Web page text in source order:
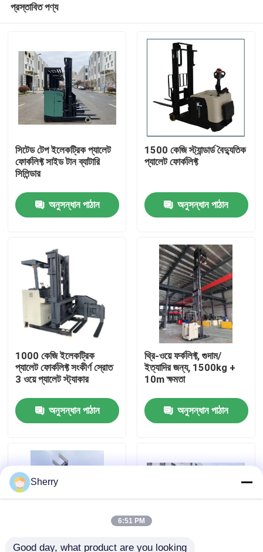
ভিডিও
আমাদের সম্পর্কে
কারখানা ভ্রমণ
মান নিয়ন্ত্রণ
খবর
বৈদ্যুতিক প্যালেট ফর্কলিফ্ট
প্রস্তাবিত পণ্য
সিটেড টেপ ইলেকট্রিক প্যালেট
ফোর্কলিফ্ট সাইড টান ব্যাটারি
সিলিন্ডার
অনুসন্ধান পাঠান
1500 কেজি স্ট্যান্ডার্ড বৈদ্যুতিক
প্যালেট ফোর্কলিফ্ট
অনুসন্ধান পাঠান
1000 কেজি ইলেকট্রিক
প্যালেট ফোর্কলিফ্ট সংকীর্ণ স্রোত
3 ওয়ে প্যালেট স্ট্যাকার
অনুসন্ধান পাঠান
থ্রি-ওয়ে ফর্কলিফ্ট, গুদাম/
ইত্যাদির জন্য, 1500kg +
10m ক্ষমতা
অনুসন্ধান পাঠান
Sherry
6:51 PM
Good day, what product are you looking